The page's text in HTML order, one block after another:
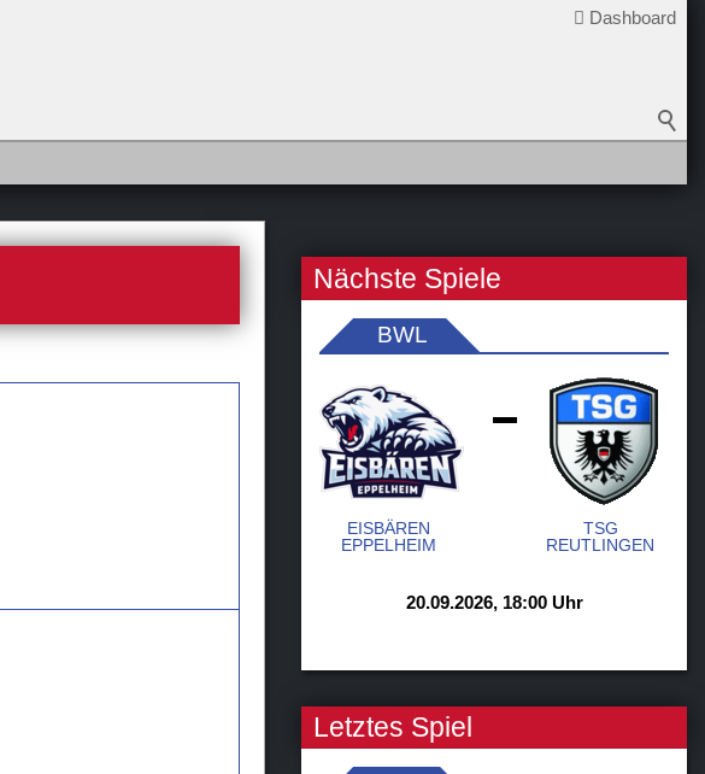
Dashboard
Nächste Spiele
BWL
EISBÄREN
EPPELHEIM
-
TSG
REUTLINGEN
20.09.2026, 18:00 Uhr
Letztes Spiel